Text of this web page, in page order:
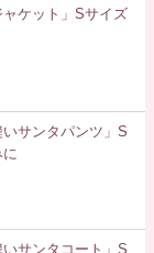
ケット」Sサイズ
サンタパンツ」S
サンタコート」S